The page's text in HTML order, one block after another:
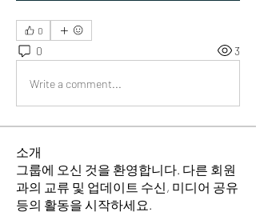
0
0 3
Write a comment...
소개
그룹에 오신 것을 환영합니다. 다른 회원
과의 교류 및 업데이트 수신, 미디어 공유
등의 활동을 시작하세요.